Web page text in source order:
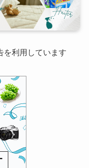
利用しています